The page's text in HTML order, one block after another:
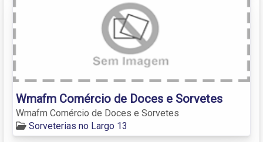
Wmafm Comércio de Doces e Sorvetes
Wmafm Comércio de Doces e Sorvetes
Sorveterias no Largo 13